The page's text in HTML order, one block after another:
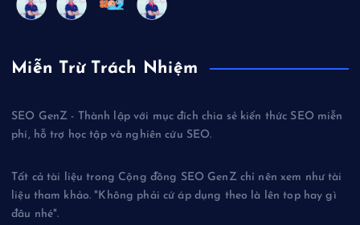
Miễn Trừ Trách Nhiệm
SEO GenZ - Thành lập với mục đích chia sẻ kiến thức SEO miễn
phí, hỗ trợ học tập và nghiên cứu SEO.
Tất cả tài liệu trong Cộng đồng SEO GenZ chỉ nên xem như tài
liệu tham khảo. "Không phải cứ áp dụng theo là lên top hay gì
đâu nhé".